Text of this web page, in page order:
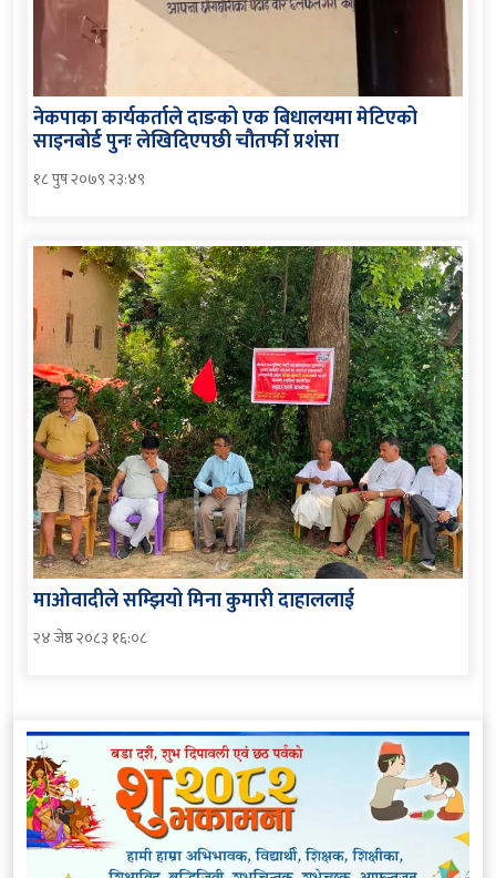
नेकपाका कार्यकर्ताले दाङको एक बिधालयमा मेटिएको
साइनबोर्ड पुनः लेखिदिएपछी चौतर्फी प्रशंसा
१८ पुष २०७९ २३:४९
माओवादीले सम्झियो मिना कुमारी दाहाललाई
२४ जेष्ठ २०८३ १६:०८